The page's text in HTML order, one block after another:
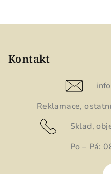
Kontakt
info
Reklamace,
Sklad,
Po – Pá: